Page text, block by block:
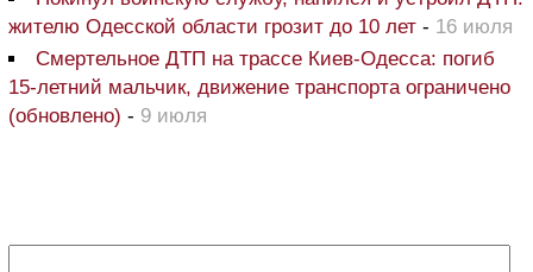
жителю Одесской области грозит до 10 лет - 16 июля
Смертельное ДТП на трассе Киев-Одесса: погиб
15-летний мальчик, движение транспорта ограничено
(обновлено) - 9 июля